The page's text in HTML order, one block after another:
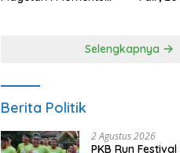
Selengkapnya
Berita Politik
2 Agustus 2026
PKB Run Festival